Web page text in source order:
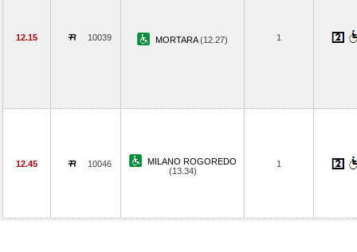
12.15 10039 MORTARA(12.27) 1
12.45 10046
MILANO ROGOREDO
(13.34)
1